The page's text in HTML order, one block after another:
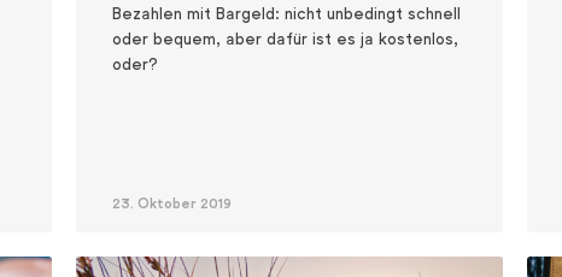
Bezahlen mit Bargeld: nicht unbedingt schnell
oder bequem, aber dafür ist es ja kostenlos,
oder?
23. Oktober 2019